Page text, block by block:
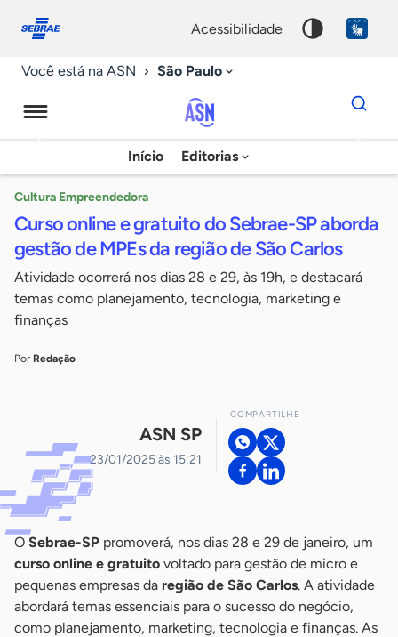
conosco
acessibilidade
Você está na ASN São Paulo
Agência
Sebrae
Notícias
Início Editorias
Dados
para
chave
Cultura Empreendedora
Curso online e gratuito do Sebrae-SP aborda
gestão de MPEs da região de São Carlos
Atividade ocorrerá nos dias 28 e 29, às 19h, e destacará
temas como planejamento, tecnologia, marketing e
finanças
Por Redação
ASN SP
23/01/2025 às 15:21
COMPARTILHE
O Sebrae-SP promoverá, nos dias 28 e 29 de janeiro, um
curso online e gratuito voltado para gestão de micro e
pequenas empresas da região de São Carlos. A atividade
abordará temas essenciais para o sucesso do negócio,
como planejamento, marketing, tecnologia e finanças. As